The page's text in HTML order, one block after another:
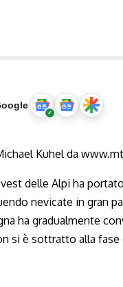
delle Alpi ha
nevicate in gran
ha gradualmente
si è sottratto alla